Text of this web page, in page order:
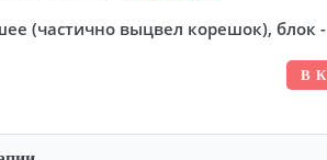
(частично выцвел корешок), блок -